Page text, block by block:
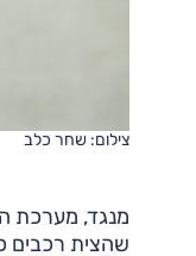
צילום: שחר כלב
שהצית רכבים